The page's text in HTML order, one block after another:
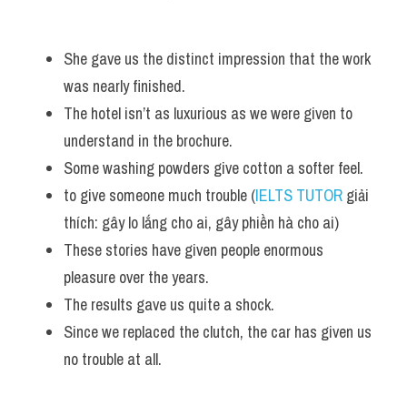
She gave us the distinct impression that the work
was nearly finished.
The hotel isn’t as luxurious as we were given to
understand in the brochure.
Some washing powders give cotton a softer feel.
to give someone much trouble (IELTS TUTOR giải
thích: gây lo lắng cho ai, gây phiền hà cho ai)
These stories have given people enormous
pleasure over the years.
The results gave us quite a shock.
Since we replaced the clutch, the car has given us
no trouble at all.